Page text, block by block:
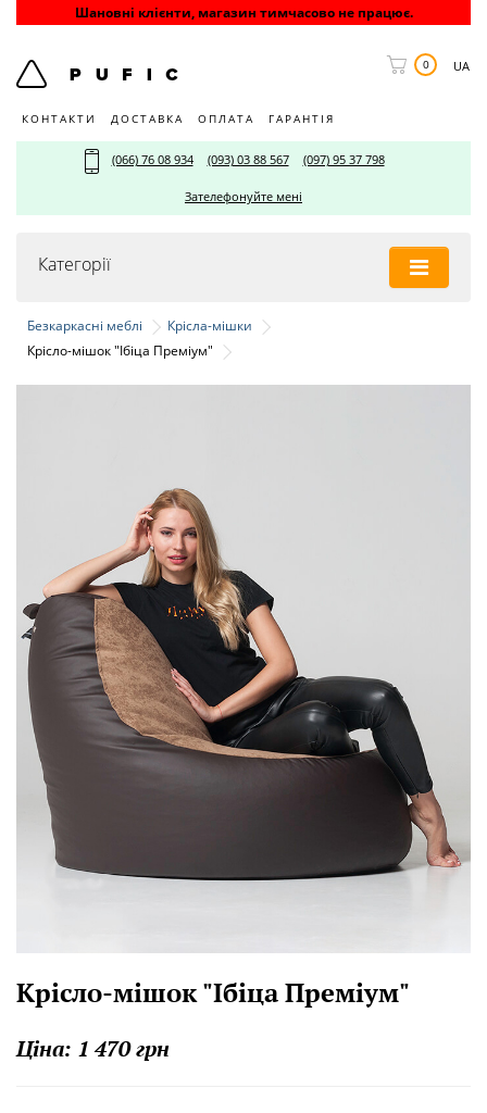
Шановні клієнти, магазин тимчасово не працює.
UA
0
КОНТАКТИ ДОСТАВКА ОПЛАТА ГАРАНТІЯ
(066) 76 08 934 (093) 03 88 567 (097) 95 37 798
Зателефонуйте мені
Категорії
Безкаркасні меблі
Крісла-мішки
Крісло-мішок "Ібіца Преміум"
Крісло-мішок "Ібіца Преміум"
Ціна: 1 470 грн